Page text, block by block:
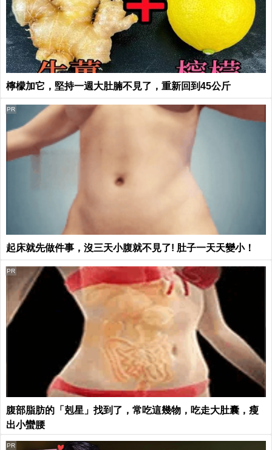
檸檬加它，堅持一週大肚腩不見了，重新回到45公斤
起床就先做件事，沒三天小腹就不見了! 肚子一天天變小！
PR
腹部脂肪的「剋星」找到了，常吃這幾物，吃走大肚囊，瘦
出小蠻腰
PR
PR